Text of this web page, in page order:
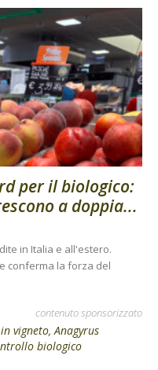
per il biologico:
a doppia...
in Italia e all'estero.
conferma la forza del
contenuto sponsorizzato
vigneto, Anagyrus
biologico